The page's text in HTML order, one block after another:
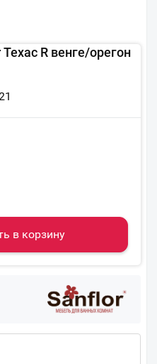
R венге/орегон
в корзину